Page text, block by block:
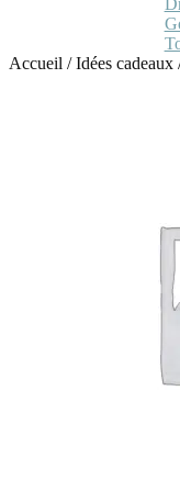
Accueil /Idées cadeaux